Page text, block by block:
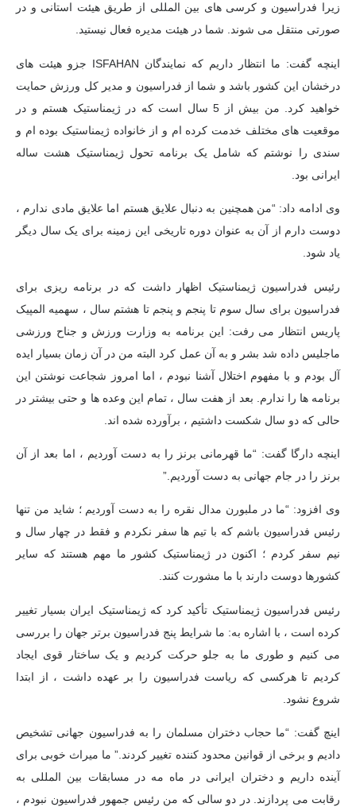
زیرا فدراسیون و کرسی های بین المللی از طریق هیئت استانی و در
صورتی منتقل می شوند. شما در هیئت مدیره فعال نیستید.
اینچه گفت: ما انتظار داریم که نمایندگان ISFAHAN جزو هیئت های
درخشان این کشور باشد و شما از فدراسیون و مدیر کل ورزش حمایت
خواهید کرد. من بیش از 5 سال است که در ژیمناستیک هستم و در
موقعیت های مختلف خدمت کرده ام و از خانواده ژیمناستیک بوده ام و
سندی را نوشتم که شامل یک برنامه تحول ژیمناستیک هشت ساله
ایرانی بود.
وی ادامه داد: “من همچنین به دنبال علایق هستم اما علایق مادی ندارم ،
دوست دارم از آن به عنوان دوره تاریخی این زمینه برای یک سال دیگر
یاد شود.
رئیس فدراسیون ژیمناستیک اظهار داشت که در برنامه ریزی برای
فدراسیون برای سال سوم تا پنجم و پنجم تا هشتم سال ، سهمیه المپیک
پاریس انتظار می رفت: این برنامه به وزارت ورزش و جناح ورزشی
ماجلیس داده شد بشر و به آن عمل کرد البته من در آن زمان بسیار ایده
آل بودم و با مفهوم اختلال آشنا نبودم ، اما امروز شجاعت نوشتن این
برنامه ها را ندارم. بعد از هفت سال ، تمام این وعده ها و حتی بیشتر در
حالی که دو سال شکست داشتیم ، برآورده شده اند.
اینچه دارگا گفت: “ما قهرمانی برنز را به دست آوردیم ، اما بعد از آن
برنز را در جام جهانی به دست آوردیم.”
وی افزود: “ما در ملبورن مدال نقره را به دست آوردیم ؛ شاید من تنها
رئیس فدراسیون باشم که با تیم ها سفر نکردم و فقط در چهار سال و
نیم سفر کردم ؛ اکنون در ژیمناستیک کشور ما مهم هستند که سایر
کشورها دوست دارند با ما مشورت کنند.
رئیس فدراسیون ژیمناستیک تأکید کرد که ژیمناستیک ایران بسیار تغییر
کرده است ، با اشاره به: ما شرایط پنج فدراسیون برتر جهان را بررسی
می کنیم وطوری ما به جلو حرکت کردیم و یک ساختار قوی ایجاد
کردیم تا هرکسی که ریاست فدراسیون را بر عهده داشت ، از ابتدا
شروع نشود.
اینچ گفت: “ما حجاب دختران مسلمان را به فدراسیون جهانی تشخیص
دادیم و برخی از قوانین محدود کننده تغییر کردند.” ما میراث خوبی برای
آینده داریم و دختران ایرانی در ماه مه در مسابقات بین المللی به
رقابت می پردازند. در دو سالی که من رئیس جمهور فدراسیون نبودم ،